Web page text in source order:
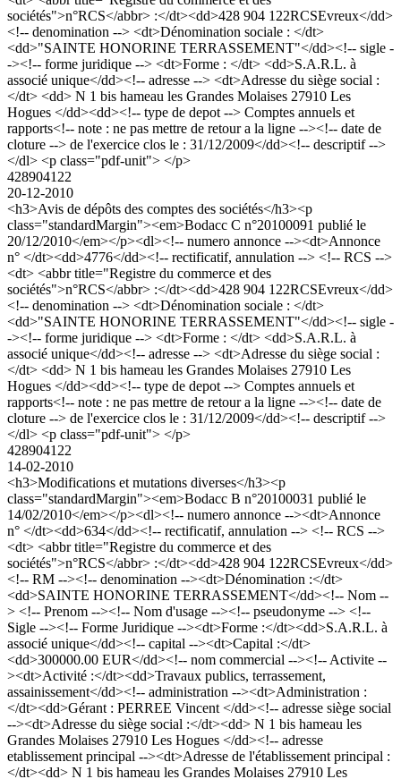
sociétés">n°RCS</abbr> :</dt><dd>428 904 122RCSEvreux</dd>
<!-- denomination --> <dt>Dénomination sociale : </dt>
<dd>"SAINTE HONORINE TERRASSEMENT"</dd><!-- sigle -
-><!-- forme juridique --> <dt>Forme : </dt> <dd>S.A.R.L. à
associé unique</dd><!-- adresse --> <dt>Adresse du siège social :
</dt> <dd> N 1 bis hameau les Grandes Molaises 27910 Les
Hogues </dd><dd><!-- type de depot --> Comptes annuels et
rapports<!-- note : ne pas mettre de retour a la ligne --><!-- date de
cloture --> de l'exercice clos le : 31/12/2009</dd><!-- descriptif -->
</dl> <p class="pdf-unit"> </p>
428904122
20-12-2010
<h3>Avis de dépôts des comptes des sociétés</h3><p
class="standardMargin"><em>Bodacc C n°20100091 publié le
20/12/2010</em></p><dl><!-- numero annonce --><dt>Annonce
n° </dt><dd>4776</dd><!-- rectificatif, annulation --> <!-- RCS -->
<dt> <abbr title="Registre du commerce et des
sociétés">n°RCS</abbr> :</dt><dd>428 904 122RCSEvreux</dd>
<!-- denomination --> <dt>Dénomination sociale : </dt>
<dd>"SAINTE HONORINE TERRASSEMENT"</dd><!-- sigle -
-><!-- forme juridique --> <dt>Forme : </dt> <dd>S.A.R.L. à
associé unique</dd><!-- adresse --> <dt>Adresse du siège social :
</dt> <dd> N 1 bis hameau les Grandes Molaises 27910 Les
Hogues </dd><dd><!-- type de depot --> Comptes annuels et
rapports<!-- note : ne pas mettre de retour a la ligne --><!-- date de
cloture --> de l'exercice clos le : 31/12/2009</dd><!-- descriptif -->
</dl> <p class="pdf-unit"> </p>
428904122
14-02-2010
<h3>Modifications et mutations diverses</h3><p
class="standardMargin"><em>Bodacc B n°20100031 publié le
14/02/2010</em></p><dl><!-- numero annonce --><dt>Annonce
n° </dt><dd>634</dd><!-- rectificatif, annulation --> <!-- RCS -->
<dt> <abbr title="Registre du commerce et des
sociétés">n°RCS</abbr> :</dt><dd>428 904 122RCSEvreux</dd>
<!-- RM --><!-- denomination --><dt>Dénomination :</dt>
<dd>SAINTE HONORINE TERRASSEMENT</dd><!-- Nom --
> <!-- Prenom --><!-- Nom d'usage --><!-- pseudonyme --> <!--
Sigle --><!-- Forme Juridique --><dt>Forme :</dt><dd>S.A.R.L. à
associé unique</dd><!-- capital --><dt>Capital :</dt>
<dd>300000.00 EUR</dd><!-- nom commercial --><!-- Activite --
><dt>Activité :</dt><dd>Travaux publics, terrassement,
assainissement</dd><!-- administration --><dt>Administration :
</dt><dd>Gérant : PERREE Vincent </dd><!-- adresse siège social
--><dt>Adresse du siège social :</dt><dd> N 1 bis hameau les
Grandes Molaises 27910 Les Hogues </dd><!-- adresse
etablissement principal --><dt>Adresse de l'établissement principal :
</dt><dd> N 1 bis hameau les Grandes Molaises 27910 Les